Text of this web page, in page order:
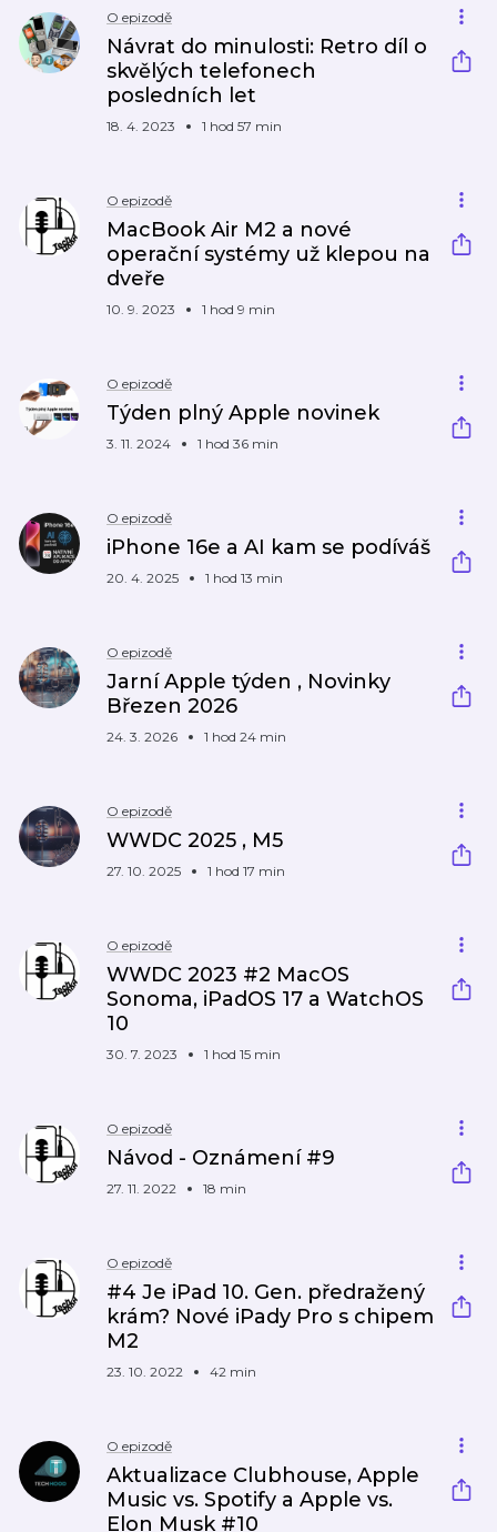
O epizodě
Návrat do minulosti: Retro díl o
skvělých telefonech
posledních let
18. 4. 2023 1 hod 57 min
O epizodě
MacBook Air M2 a nové
operační systémy už klepou na
dveře
10. 9. 2023 1 hod 9 min
O epizodě
Týden plný Apple novinek
3. 11. 2024 1 hod 36 min
O epizodě
iPhone 16e a AI kam se podíváš
20. 4. 2025 1 hod 13 min
O epizodě
Jarní Apple týden , Novinky
Březen 2026
24. 3. 2026 1 hod 24 min
O epizodě
WWDC 2025 , M5
27. 10. 2025 1 hod 17 min
O epizodě
WWDC 2023 #2 MacOS
Sonoma, iPadOS 17 a WatchOS
10
30. 7. 2023 1 hod 15 min
O epizodě
Návod - Oznámení #9
27. 11. 2022 18 min
O epizodě
#4 Je iPad 10. Gen. předražený
krám? Nové iPady Pro s chipem
M2
23. 10. 2022 42 min
O epizodě
Aktualizace Clubhouse, Apple
Music vs. Spotify a Apple vs.
Elon Musk #10